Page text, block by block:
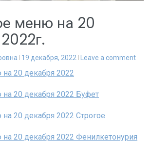
меню на 20
19 декабря, 2022 Leave a comment
20 декабря 2022
20 декабря 2022 Буфет
20 декабря 2022 Строгое
20 декабря 2022 Фенилкетонурия